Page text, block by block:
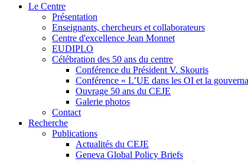
Le Centre
Présentation
Enseignants, chercheurs et collaborateurs
Centre d'excellence Jean Monnet
EUDIPLO
Célébration des 50 ans du centre
Conférence du Président V. Skouris
Conférence « L’UE dans les OI et la
Ouvrage 50 ans du CEJE
Galerie photos
Contact
Recherche
Publications
Actualités du CEJE
Geneva Global Policy Briefs